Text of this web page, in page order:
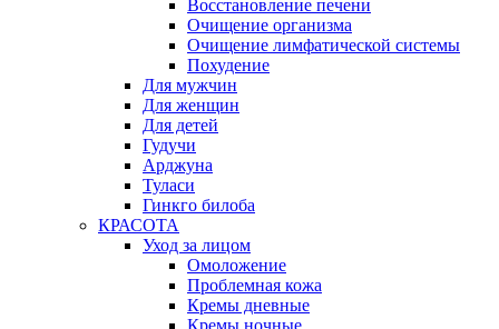
Восстановление печени
Очищение организма
Очищение лимфатической системы
Похудение
Для мужчин
Для женщин
Для детей
Гудучи
Арджуна
Туласи
Гинкго билоба
КРАСОТА
Уход за лицом
Омоложение
Проблемная кожа
Кремы дневные
Кремы ночные